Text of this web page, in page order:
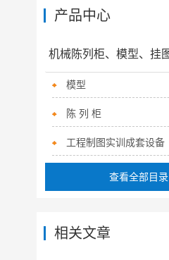
产品中心
模型
陈 列 柜
工程制图实训成套设备
查看全部目录
相关文章